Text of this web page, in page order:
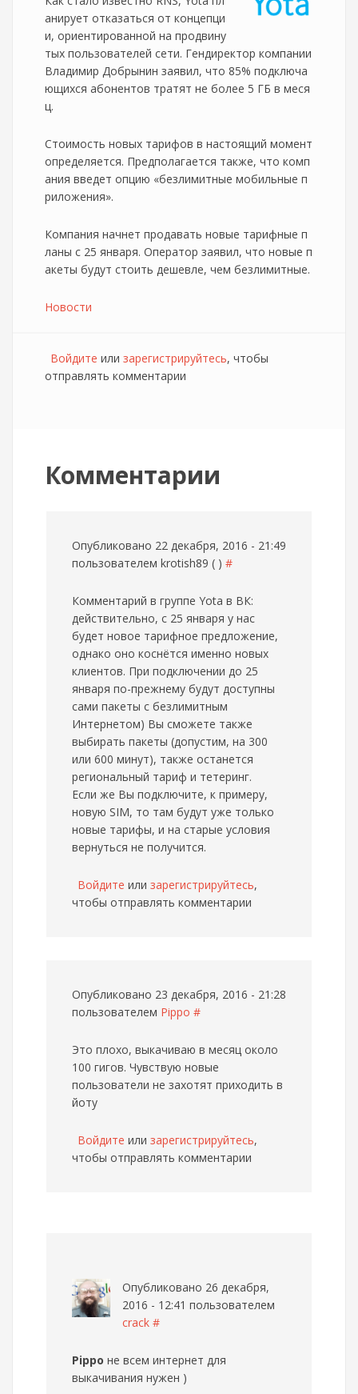
анирует отказаться от концепци
и, ориентированной на продвину
тых пользователей сети. Гендиректор компании
Владимир Добрынин заявил, что 85% подключа
ющихся абонентов тратят не более 5 ГБ в меся
ц.
Стоимость новых тарифов в настоящий момент
определяется. Предполагается также, что комп
ания введет опцию «безлимитные мобильные п
риложения».
Компания начнет продавать новые тарифные п
ланы с 25 января. Оператор заявил, что новые п
акеты будут стоить дешевле, чем безлимитные.
Новости
Войдите или зарегистрируйтесь, чтобы
отправлять комментарии
Комментарии
Опубликовано 22 декабря, 2016 - 21:49
пользователем krotish89 ( ) #
Комментарий в группе Yota в ВК:
действительно, с 25 января у нас
будет новое тарифное предложение,
однако оно коснётся именно новых
клиентов. При подключении до 25
января по-прежнему будут доступны
сами пакеты с безлимитным
Интернетом) Вы сможете также
выбирать пакеты (допустим, на 300
или 600 минут), также останется
региональный тариф и тетеринг.
Если же Вы подключите, к примеру,
новую SIM, то там будут уже только
новые тарифы, и на старые условия
вернуться не получится.
Войдите или зарегистрируйтесь,
чтобы отправлять комментарии
Опубликовано 23 декабря, 2016 - 21:28
пользователем Pippo #
Это плохо, выкачиваю в месяц около
100 гигов. Чувствую новые
пользователи не захотят приходить в
йоту
Войдите или зарегистрируйтесь,
чтобы отправлять комментарии
Опубликовано 26 декабря,
2016 - 12:41 пользователем
crack #
Pippo не всем интернет для
выкачивания нужен )